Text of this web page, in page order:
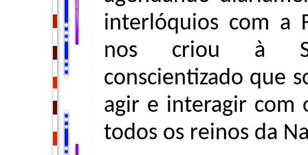
interlóquios com a
nos criou à
conscientizado que
agir e interagir com
todos os reinos da